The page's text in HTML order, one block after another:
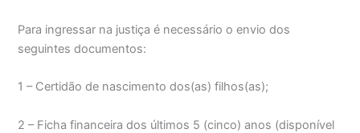
Para ingressar na justiça é necessário o envio dos
seguintes documentos:
1 – Certidão de nascimento dos(as) filhos(as);
2 – Ficha financeira dos últimos 5 (cinco) anos (disponível